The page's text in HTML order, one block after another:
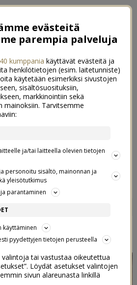
–
BROOKLYN
13/09/2016
evästeitä
parempia palveluja
40 kumppania käyttävät evästeitä ja
henkilötietojen (esim. laitetunniste)
käytetään esimerkiksi sivustojen
sisältösuosituksiin,
markkinointiin sekä
mainoksiin. Tarvitsemme
ja/tai laitteella olevien tietojen
personoitu sisältö, mainonnan ja
yleisötutkimus
parantaminen
käyttäminen
pyydettyjen tietojen perusteella
tai vastustaa oikeutettua
Löydät asetukset valintojen
sivun alareunasta linkillä